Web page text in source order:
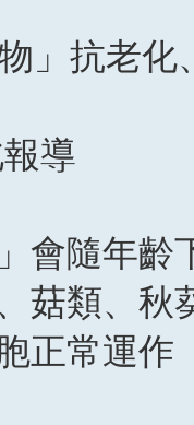
」抗老化
導
會隨年齡
菇類、秋
正常運作